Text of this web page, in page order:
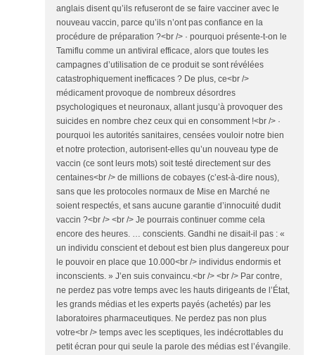
anglais disent qu’ils refuseront de se faire vacciner avec le
nouveau vaccin, parce qu’ils n’ont pas confiance en la
procédure de préparation ?<br /> · pourquoi présente-t-on le
Tamiflu comme un antiviral efficace, alors que toutes les
campagnes d’utilisation de ce produit se sont révélées
catastrophiquement inefficaces ? De plus, ce<br />
médicament provoque de nombreux désordres
psychologiques et neuronaux, allant jusqu’à provoquer des
suicides en nombre chez ceux qui en consomment !<br /> ·
pourquoi les autorités sanitaires, censées vouloir notre bien
et notre protection, autorisent-elles qu’un nouveau type de
vaccin (ce sont leurs mots) soit testé directement sur des
centaines<br /> de millions de cobayes (c’est-à-dire nous),
sans que les protocoles normaux de Mise en Marché ne
soient respectés, et sans aucune garantie d’innocuité dudit
vaccin ?<br /> <br /> Je pourrais continuer comme cela
encore des heures. … conscients. Gandhi ne disait-il pas : «
un individu conscient et debout est bien plus dangereux pour
le pouvoir en place que 10.000<br /> individus endormis et
inconscients. » J’en suis convaincu.<br /> <br /> Par contre,
ne perdez pas votre temps avec les hauts dirigeants de l’État,
les grands médias et les experts payés (achetés) par les
laboratoires pharmaceutiques. Ne perdez pas non plus
votre<br /> temps avec les sceptiques, les indécrottables du
petit écran pour qui seule la parole des médias est l’évangile.